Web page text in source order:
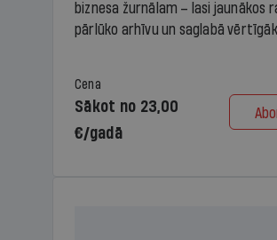
biznesa žurnālam – lasi jaunākos
pārlūko arhīvu un saglabā
Cena
Sākot no 23,00
€/gadā